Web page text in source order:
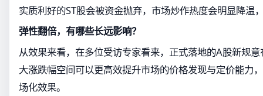
实质利好的ST股会被资金抛弃，市场炒作热度会明显降温
弹性翻倍，有哪些长远影响？
从效果来看，在多位受访专家看来，正式落地的A股新规
大涨跌幅空间可以更高效提升市场的价格发现与定价能力
场化效果。